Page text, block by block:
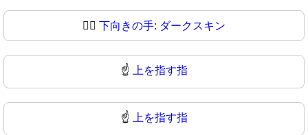
👇🏿 下向きの手: ダークスキン
☝️ 上を指す指
☝ 上を指す指